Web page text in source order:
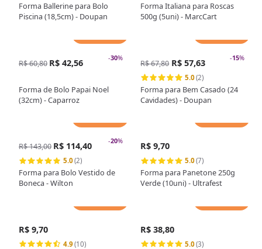
Forma Ballerine para Bolo
Piscina (18,5cm) - Doupan
Forma Italiana para Roscas
500g (5uni) - MarcCart
-30%
R$ 60,80 R$ 42,56
Forma de Bolo Papai Noel
(32cm) - Caparroz
-15%
R$ 67,80 R$ 57,63
5.0(2)
Forma para Bem Casado (24
Cavidades) - Doupan
-20%
R$ 143,00 R$ 114,40
5.0(2)
Forma para Bolo Vestido de
Boneca - Wilton
R$ 9,70
5.0(7)
Forma para Panetone 250g
Verde (10uni) - Ultrafest
R$ 9,70
4.9(10)
R$ 38,80
5.0(3)